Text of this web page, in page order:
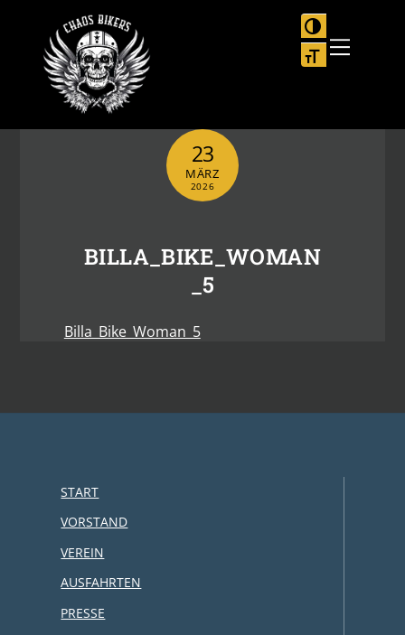
content
Menu
SCHRIFT
23
MÄRZ
2026
BILLA_BIKE_WOMAN
_5
Billa_Bike_Woman_5
START
VORSTAND
VEREIN
AUSFAHRTEN
PRESSE